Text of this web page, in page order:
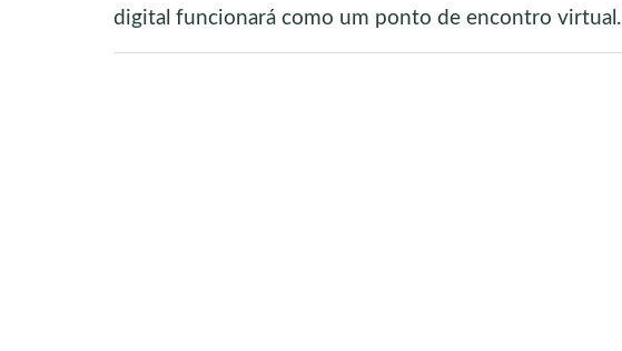
digital funcionará como um ponto de encontro virtual.